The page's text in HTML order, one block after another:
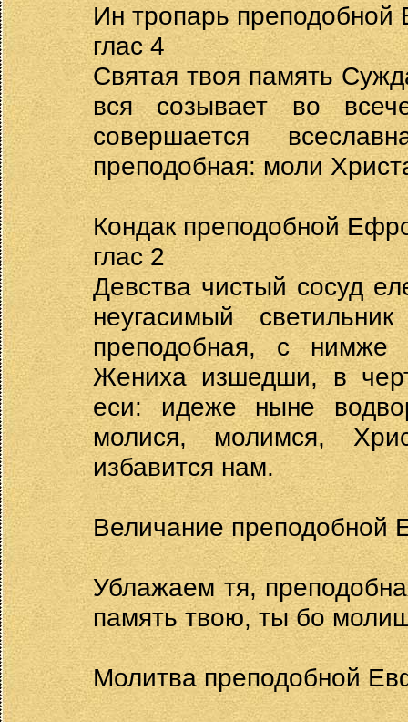
Ин тропарь преподобной
глас 4
Святая твоя память
вся созывает во
совершается
преподобная: моли
Кондак преподобной
глас 2
Девства чистый сосуд
неугасимый
преподобная, с нимже
Жениха изшедши, в
еси: идеже ныне
молися, молимся,
избавится нам.
Величание преподобной
Ублажаем тя,
память твою, ты бо
Молитва преподобной